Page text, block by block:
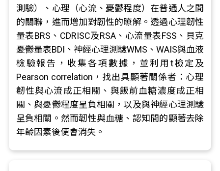
測驗）、心理（心流、憂鬱程度）在普通人之間
的關聯，進而增加對韌性的瞭解。透過心理韌性
量表BRS、CDRISC及RSA、心流量表FSS、貝克
憂鬱量表BDI、神經心理測驗WMS、WAIS與血液
檢驗報告，收集各項數據，並利用t檢定及
Pearson correlation，找出具顯著關係者：心理
韌性與心流成正相關、與飯前血糖濃度成正相
關、與憂鬱程度呈負相關，以及與神經心理測驗
呈負相關。然而韌性與血糖、認知間的顯著去除
年齡因素後便會消失。